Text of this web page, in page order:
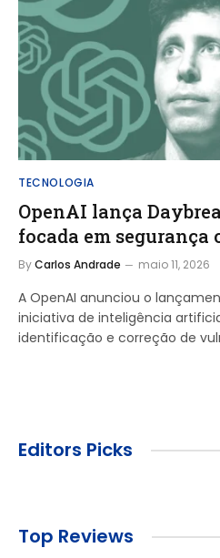
TECNOLOGIA
OpenAI lança
focada em segurança
ByCarlos Andrade maio 11, 2026
A OpenAI anunciou o
iniciativa de inteligência
identificação e correção de
Editors Picks
Top Reviews